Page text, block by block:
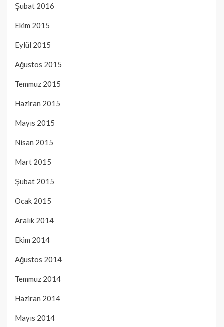
Şubat 2016
Ekim 2015
Eylül 2015
Ağustos 2015
Temmuz 2015
Haziran 2015
Mayıs 2015
Nisan 2015
Mart 2015
Şubat 2015
Ocak 2015
Aralık 2014
Ekim 2014
Ağustos 2014
Temmuz 2014
Haziran 2014
Mayıs 2014